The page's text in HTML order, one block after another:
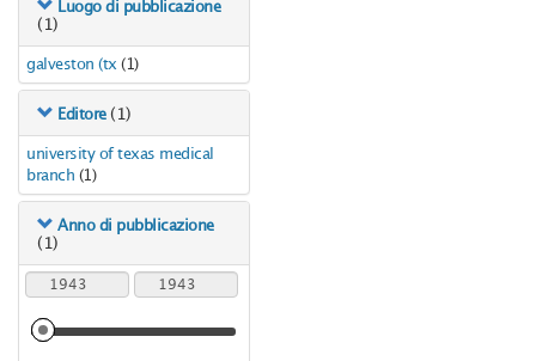
Luogo di pubblicazione
(1)
galveston (tx (1)
Editore (1)
university of texas medical
branch (1)
Anno di pubblicazione
(1)